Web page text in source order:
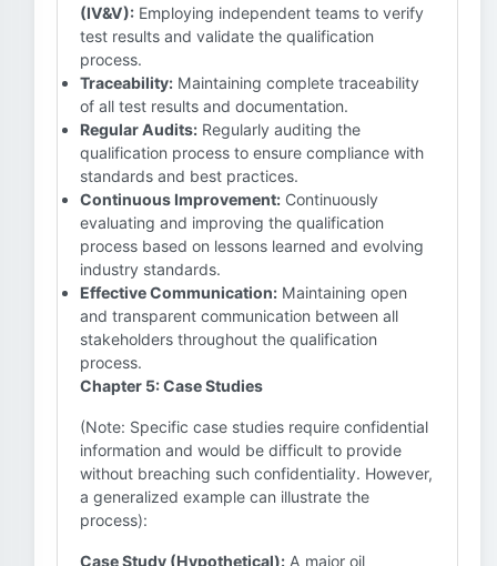
(IV&V): Employing independent teams to verify
test results and validate the qualification
process.
Traceability: Maintaining complete traceability
of all test results and documentation.
Regular Audits: Regularly auditing the
qualification process to ensure compliance with
standards and best practices.
Continuous Improvement: Continuously
evaluating and improving the qualification
process based on lessons learned and evolving
industry standards.
Effective Communication: Maintaining open
and transparent communication between all
stakeholders throughout the qualification
process.
Chapter 5: Case Studies
(Note: Specific case studies require confidential
information and would be difficult to provide
without breaching such confidentiality. However,
a generalized example can illustrate the
process):
Case Study (Hypothetical): A major oil